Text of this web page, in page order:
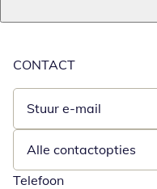
CONTACT
Stuur e-mail
Opent e-mailclient
Alle contactopties
Telefoon